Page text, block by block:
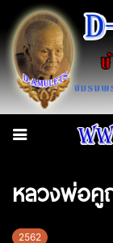
หลวงพ่อคู
2562